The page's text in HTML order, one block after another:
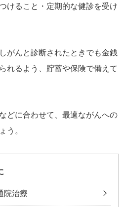
けること・定期的な健診を受け
がんと診断されたときでも金銭
れるよう、貯蓄や保険で備えて
どに合わせて、最適ながんへの
う。
院治療